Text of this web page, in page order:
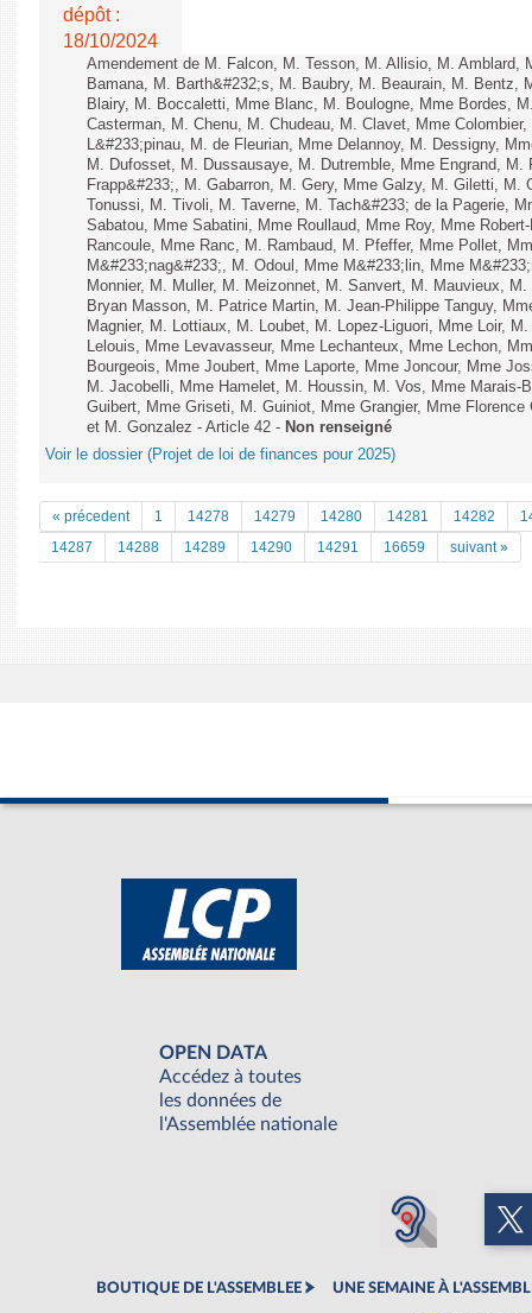
dépôt :
18/10/2024
Amendement de M. Falcon, M. Tesson, M. Allisio, M. Amblard,
Bamana, M. Barth&#232;s, M. Baubry, M. Beaurain, M. Bentz,
Blairy, M. Boccaletti, Mme Blanc, M. Boulogne, Mme Bordes,
Casterman, M. Chenu, M. Chudeau, M. Clavet, Mme
L&#233;pinau, M. de Fleurian, Mme Delannoy, M. Dessigny,
M. Dufosset, M. Dussausaye, M. Dutremble, Mme Engrand,
Frapp&#233;, M. Gabarron, M. Gery, Mme Galzy, M. Giletti, M.
Tonussi, M. Tivoli, M. Taverne, M. Tach&#233; de la Pagerie,
Sabatou, Mme Sabatini, Mme Roullaud, Mme Roy, Mme
Rancoule, Mme Ranc, M. Rambaud, M. Pfeffer, Mme Pollet,
M&#233;nag&#233;, M. Odoul, Mme M&#233;lin, Mme
Monnier, M. Muller, M. Meizonnet, M. Sanvert, M. Mauvieux,
Bryan Masson, M. Patrice Martin, M. Jean-Philippe Tanguy,
Magnier, M. Lottiaux, M. Loubet, M. Lopez-Liguori, Mme Loir,
Lelouis, Mme Levavasseur, Mme Lechanteux, Mme Lechon,
Bourgeois, Mme Joubert, Mme Laporte, Mme Joncour, Mme
M. Jacobelli, Mme Hamelet, M. Houssin, M. Vos, Mme Marais-
Guibert, Mme Griseti, M. Guiniot, Mme Grangier, Mme
et M. Gonzalez - Article 42 - Non renseigné
Voir le dossier (Projet de loi de finances pour 2025)
« précedent 1 14278 14279 14280 14281 14282
14287
14288 14289 14290 14291 16659 suivant »
OPEN DATA
Accédez à toutes
les données de
l'Assemblée nationale
BOUTIQUE DE L'ASSEMBLEE UNE SEMAINE À